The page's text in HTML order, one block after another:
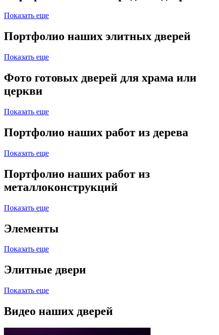
Показать еще
Портфолио наших элитных дверей
Показать еще
Фото готовых дверей для храма или
церкви
Показать еще
Портфолио наших работ из дерева
Показать еще
Портфолио наших работ из
металлоконструкций
Показать еще
Элементы
Показать еще
Элитные двери
Показать еще
Видео наших дверей